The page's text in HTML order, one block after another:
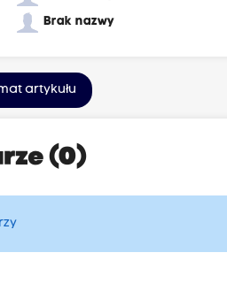
Brak nazwy
artykułu
(0)